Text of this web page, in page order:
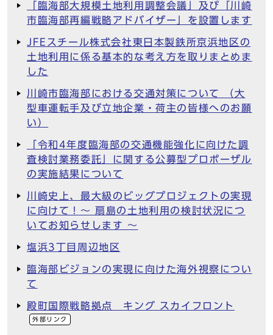
「臨海部大規模土地利用調整会議」及び「川崎
市臨海部再編戦略アドバイザー」を設置します
JFEスチール株式会社東日本製鉄所京浜地区の
土地利用に係る基本的な考え方を取りまとめま
した
川崎市臨海部における交通対策について （大
型車運転手及び立地企業・荷主の皆様へのお願
い）
「令和4年度臨海部の交通機能強化に向けた調
査検討業務委託」に関する公募型プロポーザル
の実施結果について
川崎史上、最大級のビッグプロジェクトの実現
に向けて！～ 扇島の土地利用の検討状況につ
いてお知らせします ～
塩浜3丁目周辺地区
臨海部ビジョンの実現に向けた海外視察につい
て
殿町国際戦略拠点 キング スカイフロント
外部リンク